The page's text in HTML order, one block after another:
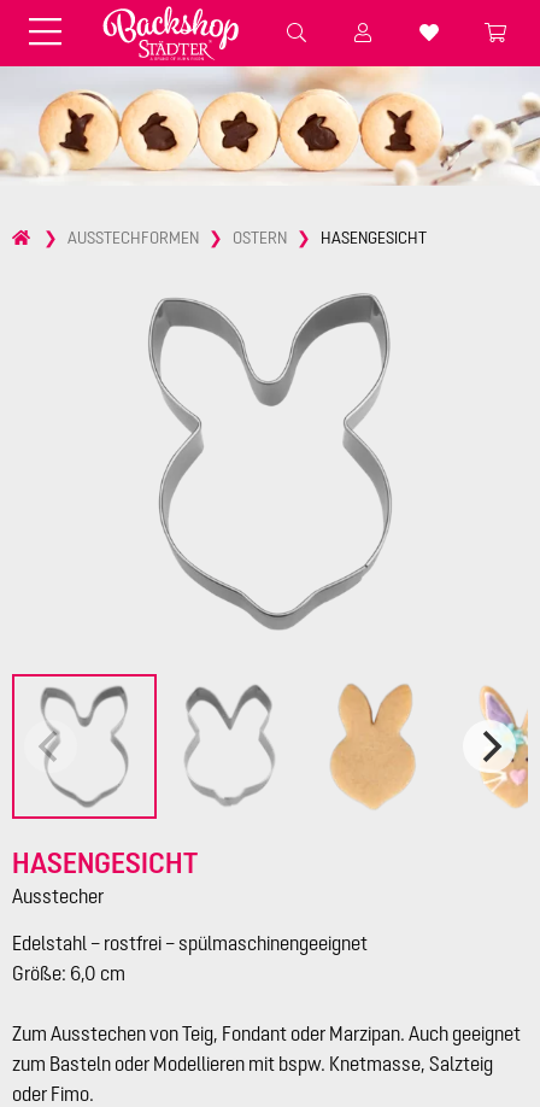
Aufbewahren
Fondant & Zubehör Speisefarben
Essbare Streudekore
Tortenunterlagen &
Kerzen
Pralinenkapseln Geschenktüten
Vorspeisen & Desserts
Pasteten- &
Terrinenformen
Backzutaten Küchenhelfer
Nudel- &
Spätzleherstellung
STÄDTER fresh&cool
AUSSTECHFORMEN OSTERN HASENGESICHT
HASENGESICHT
Ausstecher
Edelstahl – rostfrei – spülmaschinengeeignet
Größe: 6,0 cm
Zum Ausstechen von Teig, Fondant oder Marzipan. Auch geeignet
zum Basteln oder Modellieren mit bspw. Knetmasse, Salzteig
oder Fimo.